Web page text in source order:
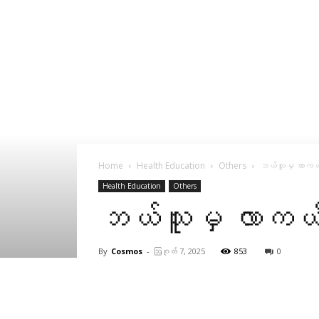
Home Health Education Others ဘယ်သူမှ လာက
Health Education Others
ဘယ်သူမှ လာက
By Cosmos - ဩဂုတ် 7, 2025 853 0